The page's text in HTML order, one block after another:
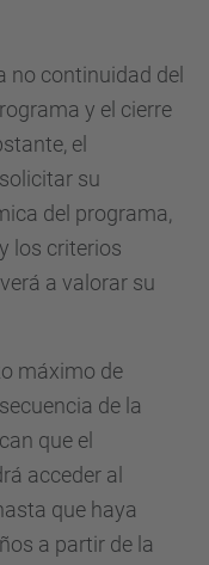
no continuidad del
y el cierre
el
su
del programa,
los criterios
a valorar su
máximo de
de la
que el
acceder al
que haya
a partir de la